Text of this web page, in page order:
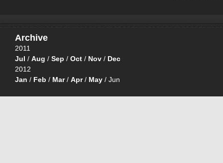
Archive
2011
Jul / Aug / Sep / Oct / Nov / Dec
2012
Jan / Feb / Mar/ Apr/ May / Jun